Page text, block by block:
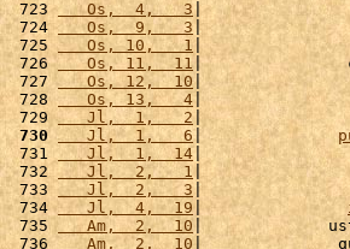
723
   Os,  4,   3
724
   Os,  9,   3
725
   Os, 10,   1
|
726
   Os, 11,  11
|
727
   Os, 12,  10
728
   Os, 13,   4
|
729
   Jl,  1,   2
|
730
   Jl,  1,   6
|
731
   Jl,  1,  14
|
732
   Jl,  2,   1
|
733
   Jl,  2,   3
|
734
   Jl,  4,  19
|
735
   Am,  2,  10
|
736
   Am,  2,  10
|